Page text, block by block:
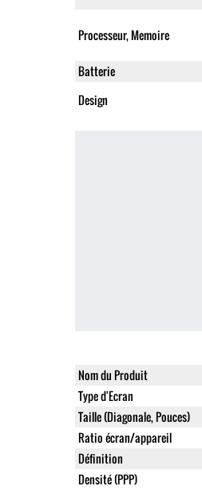
Processeur, Memoire
Batterie
Design
Nom du Produit
Type d'Ecran
Taille (Diagonale, Pouces)
Ratio écran/appareil
Définition
Densité (PPP)